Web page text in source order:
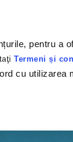
pentru a
Termeni și
cu utilizarea